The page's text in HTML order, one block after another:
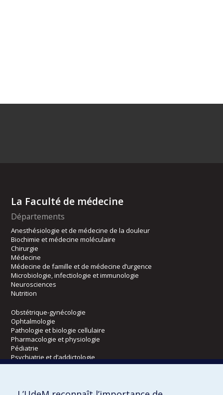
La Faculté de médecine
Départements
Anesthésiologie et de médecine de la douleur
Biochimie et médecine moléculaire
Chirurgie
Médecine
Médecine de famille et de médecine d’urgence
Microbiologie, infectiologie et immunologie
Neurosciences
Nutrition
Obstétrique-gynécologie
Ophtalmologie
Pathologie et biologie cellulaire
Pharmacologie et physiologie
Pédiatrie
Psychiatrie et d’addictologie
Radiologie, radio-oncologie et médecine nucléaire